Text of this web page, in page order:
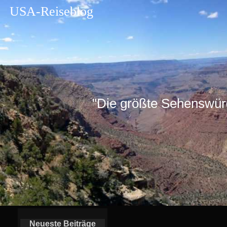
USA-Reiseblog
"Die größte
Neueste Beiträge